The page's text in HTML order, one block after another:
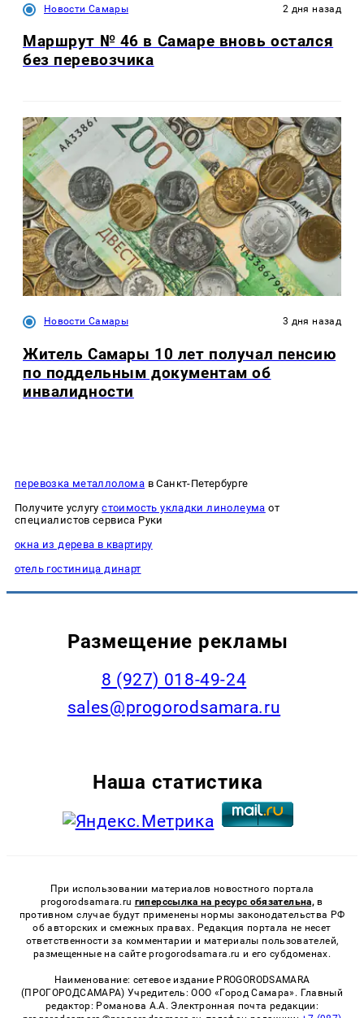
Новости Самары 2 дня назад
Маршрут № 46 в Самаре вновь остался
без перевозчика
Новости Самары 3 дня назад
Житель Самары 10 лет получал пенсию
по поддельным документам об
инвалидности
перевозка металлолома в Санкт-Петербурге
Получите услугустоимость укладки линолеума от
специалистов сервиса Руки
окна из дерева в квартиру
отель гостиница динарт
Размещение рекламы
8 (927) 018-49-24
sales@progorodsamara.ru
Наша статистика
При использовании материалов новостного портала
progorodsamara.ru гиперссылка на ресурс обязательна, в
противном случае будут применены нормы законодательства РФ
об авторских и смежных правах. Редакция портала не несет
ответственности за комментарии и материалы пользователей,
размещенные на сайте progorodsamara.ru и его субдоменах.
Наименование: сетевое издание PROGORODSAMARA
(ПРОГОРОДСАМАРА) Учредитель: ООО «Город Самара». Главный
редактор: Романова А.А. Электронная почта редакции: